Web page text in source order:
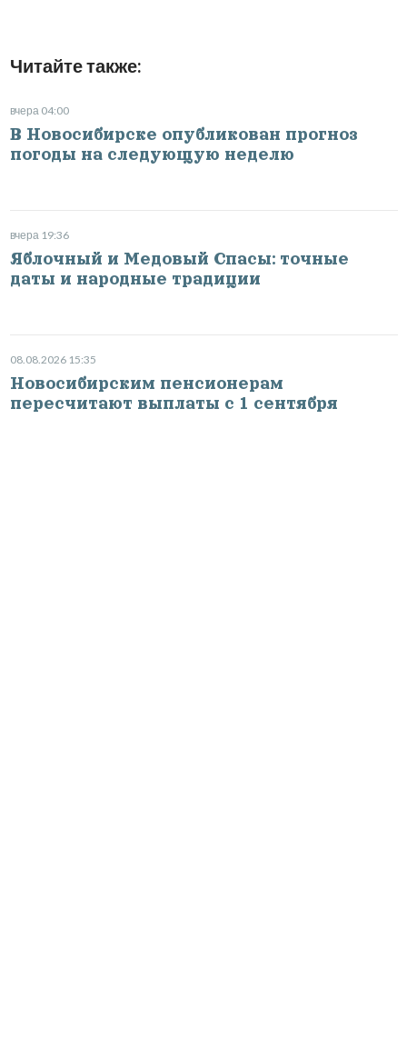
Читайте также:
вчера 04:00
В Новосибирске опубликован прогноз
погоды на следующую неделю
вчера 19:36
Яблочный и Медовый Спасы: точные
даты и народные традиции
08.08.2026 15:35
Новосибирским пенсионерам
пересчитают выплаты с 1 сентября